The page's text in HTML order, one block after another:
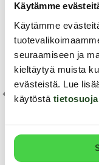
Käytämme
Käytämme
seuraamiseen ja
kieltäytyä muista
evästeistä. Lue
käytöstä
OhYeah